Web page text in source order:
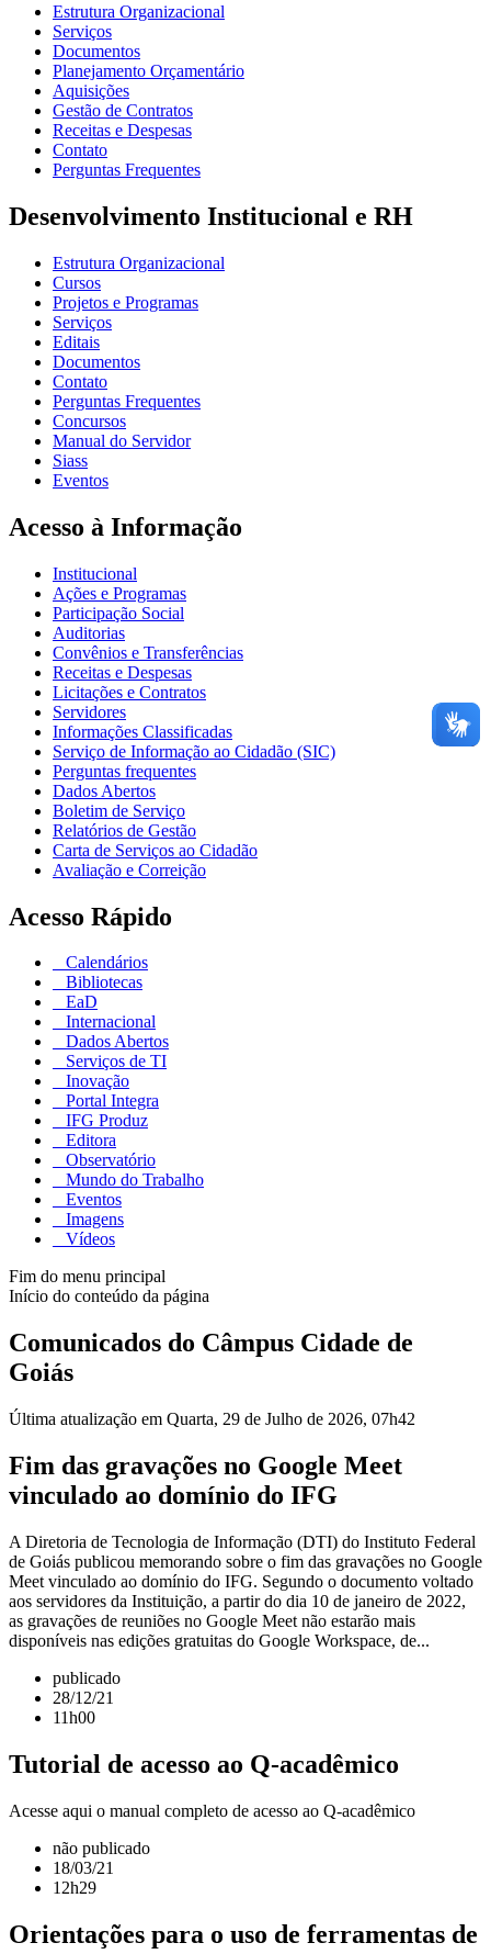
Estrutura Organizacional
Serviços
Documentos
Planejamento Orçamentário
Aquisições
Gestão de Contratos
Receitas e Despesas
Contato
Perguntas Frequentes
Desenvolvimento Institucional e RH
Estrutura Organizacional
Cursos
Projetos e Programas
Serviços
Editais
Documentos
Contato
Perguntas Frequentes
Concursos
Manual do Servidor
Siass
Eventos
Acesso à Informação
Institucional
Ações e Programas
Participação Social
Auditorias
Convênios e Transferências
Receitas e Despesas
Licitações e Contratos
Servidores
Informações Classificadas
Serviço de Informação ao Cidadão (SIC)
Perguntas frequentes
Dados Abertos
Boletim de Serviço
Relatórios de Gestão
Carta de Serviços ao Cidadão
Avaliação e Correição
Acesso Rápido
Calendários
Bibliotecas
EaD
Internacional
Dados Abertos
Serviços de TI
Inovação
Portal Integra
IFG Produz
Editora
Observatório
Mundo do Trabalho
Eventos
Imagens
Vídeos
Fim do menu principal
Início do conteúdo da página
Comunicados do Câmpus Cidade de
Goiás
Última atualização em Quarta, 29 de Julho de 2026, 07h42
Fim das gravações no Google Meet
vinculado ao domínio do IFG
A Diretoria de Tecnologia de Informação (DTI) do Instituto Federal
de Goiás publicou memorando sobre o fim das gravações no Google
Meet vinculado ao domínio do IFG. Segundo o documento voltado
aos servidores da Instituição, a partir do dia 10 de janeiro de 2022,
as gravações de reuniões no Google Meet não estarão mais
disponíveis nas edições gratuitas do Google Workspace, de...
publicado
28/12/21
11h00
Tutorial de acesso ao Q-acadêmico
Acesse aqui o manual completo de acesso ao Q-acadêmico
não publicado
18/03/21
12h29
Orientações para o uso de ferramentas de